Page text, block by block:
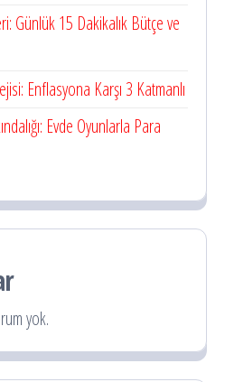
Günlük 15 Dakikalık Bütçe ve
Enflasyona Karşı 3 Katmanlı
Evde Oyunlarla Para
yok.